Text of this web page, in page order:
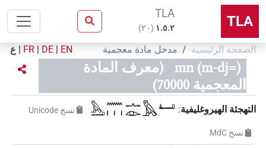
TLA
TLA
۱.٥.٢ (٢٠)
الصفحة الرئيسية مدخل مادة معجمية EN
|
DE
|
FR
| ع
mn (m-dj=)
(معرف المادة
المعجمية 70000)
التهجئة الهيروغليفية:
𓅓𓂝𓈖𓏥𓂜𓁹𓅓𓂞 نسخ‏ ‏Unicode
نسخ‏ ‏MdC